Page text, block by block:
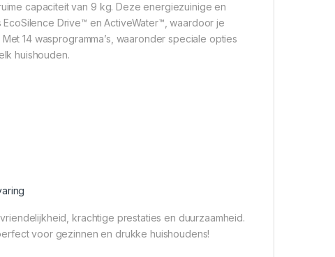
capaciteit van 9 kg. Deze energiezuinige en
Drive™ en ActiveWater™, waardoor je
14 wasprogramma’s, waaronder speciale opties
huishouden.
krachtige prestaties en duurzaamheid.
voor gezinnen en drukke huishoudens!